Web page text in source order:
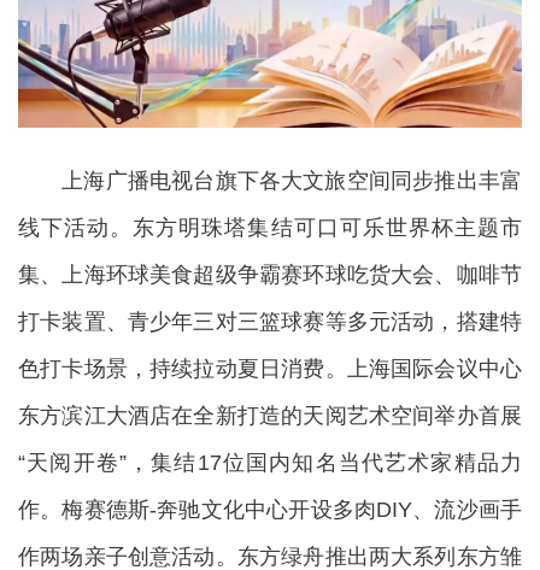
上海广播电视台旗下各大文旅空间同步推出丰富
线下活动。东方明珠塔集结可口可乐世界杯主题市
集、上海环球美食超级争霸赛环球吃货大会、咖啡节
打卡装置、青少年三对三篮球赛等多元活动，搭建特
色打卡场景，持续拉动夏日消费。上海国际会议中心
东方滨江大酒店在全新打造的天阅艺术空间举办首展
“天阅开卷”，集结17位国内知名当代艺术家精品力
作。梅赛德斯-奔驰文化中心开设多肉DIY、流沙画手
作两场亲子创意活动。东方绿舟推出两大系列东方雏